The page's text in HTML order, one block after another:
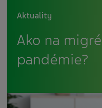
Aktuality
Ako na
pandémie?